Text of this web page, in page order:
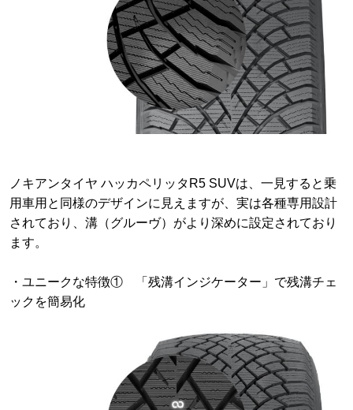
ノキアンタイヤ ハッカペリッタR5 SUVは、一見すると乗
用車用と同様のデザインに見えますが、実は各種専用設計
されており、溝（グルーヴ）がより深めに設定されており
ます。
・ユニークな特徴① 「残溝インジケーター」で残溝チェ
ックを簡易化